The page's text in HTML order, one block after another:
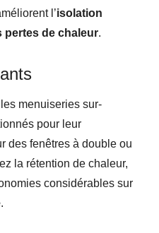
l’isolation
pertes de chaleur.
menuiseries sur-
pour leur
des fenêtres à double ou
la rétention de chaleur,
considérables sur
.